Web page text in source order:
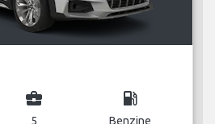
business_center
5
local_gas_station
Benzine